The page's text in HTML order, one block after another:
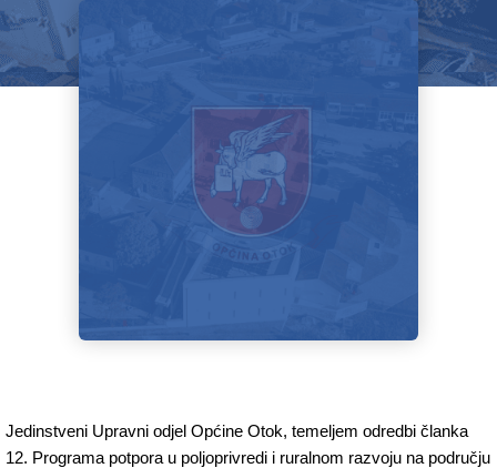
Jedinstveni Upravni odjel Općine Otok, temeljem odredbi članka
12. Programa potpora u poljoprivredi i ruralnom razvoju na području